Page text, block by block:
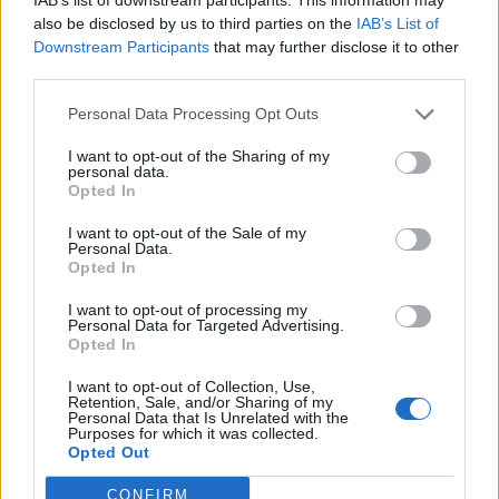
also be disclosed by us to third parties on the IAB’s List of
Downstream Participants that may further disclose it to other
Personal Data Processing Opt Outs
I want to opt-out of the Sharing of my
personal data.
Opted In
I want to opt-out of the Sale of my
Personal Data.
Opted In
I want to opt-out of processing my
Personal Data for Targeted Advertising.
Opted In
I want to opt-out of Collection, Use,
Retention, Sale, and/or Sharing of my
Personal Data that Is Unrelated with the
Purposes for which it was collected.
Opted Out
CONFIRM
In evidenza